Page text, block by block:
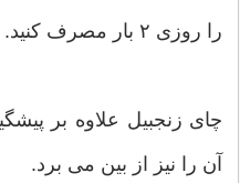
را روزی ۲ بار مصرف کنید.
چای زنجبیل علاوه بر
آن را نیز از بین می برد.